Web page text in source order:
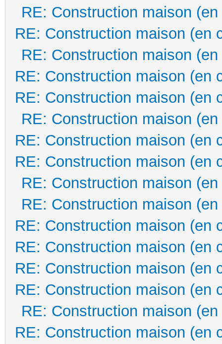
RE: Construction maison
RE: Construction maison (en
RE: Construction maison
RE: Construction maison (en
RE: Construction maison (en
RE: Construction maison
RE: Construction maison (en
RE: Construction maison (en
RE: Construction maison
RE: Construction maison
RE: Construction maison (en
RE: Construction maison (en
RE: Construction maison (en
RE: Construction maison (en
RE: Construction maison
RE: Construction maison (en